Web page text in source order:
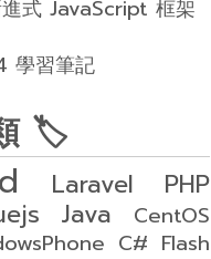
式 JavaScript 框架
學習筆記
🏷
Laravel
PHP
Java
CentOS
C# Flash